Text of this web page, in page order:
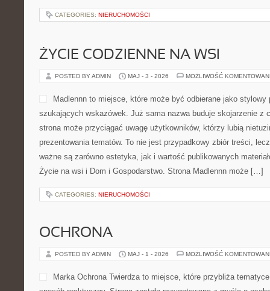
CATEGORIES: NIERUCHOMOŚCI
ŻYCIE CODZIENNE NA WSI
POSTED BY ADMIN MAJ - 3 - 2026 MOŻLIWOŚĆ
Madlennn to miejsce, które może być odbierane jako
szukających wskazówek. Już sama nazwa buduje skojarzenie z
strona może przyciągać uwagę użytkowników, którzy lubią
prezentowania tematów. To nie jest przypadkowy zbiór treści,
ważne są zarówno estetyka, jak i wartość publikowanych
Życie na wsi i Dom i Gospodarstwo. Strona Madlennn może […]
CATEGORIES: NIERUCHOMOŚCI
OCHRONA
POSTED BY ADMIN MAJ - 1 - 2026 MOŻLIWOŚĆ
Marka Ochrona Twierdza to miejsce, które przybliża